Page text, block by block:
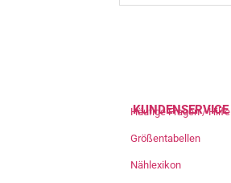
KUNDENSERVICE
Häufige Fragen / Hilfe
Größentabellen
Nählexikon